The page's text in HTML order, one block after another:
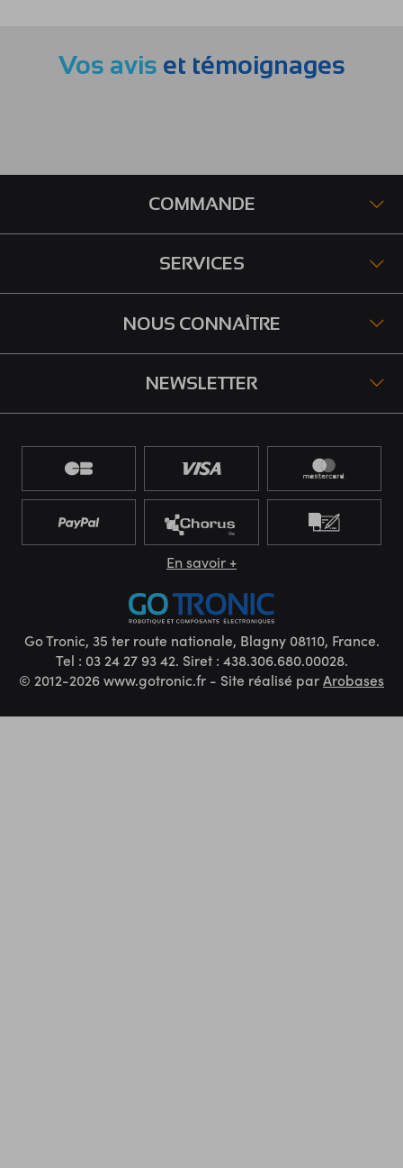
Vos avis et témoignages
COMMANDE
SERVICES
NOUS CONNAÎTRE
NEWSLETTER
En savoir +
Go Tronic, 35 ter route nationale, Blagny 08110, France.
Tel : 03 24 27 93 42. Siret : 438.306.680.00028.
© 2012-2026 www.gotronic.fr - Site réalisé parArobases